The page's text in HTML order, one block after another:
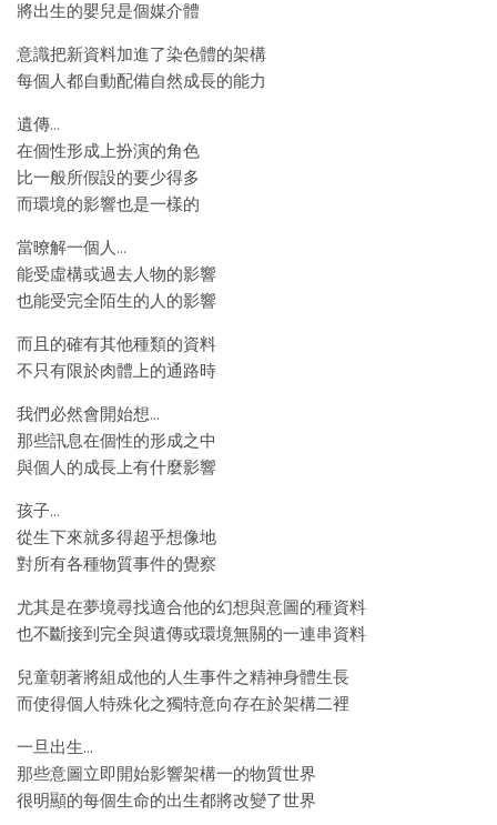
將出生的嬰兒是個媒介體
意識把新資料加進了染色體的架構
每個人都自動配備自然成長的能力
遺傳…
在個性形成上扮演的角色
比一般所假設的要少得多
而環境的影響也是一樣的
當暸解一個人…
能受虛構或過去人物的影響
也能受完全陌生的人的影響
而且的確有其他種類的資料
不只有限於肉體上的通路時
我們必然會開始想…
那些訊息在個性的形成之中
與個人的成長上有什麼影響
孩子…
從生下來就多得超乎想像地
對所有各種物質事件的覺察
尤其是在夢境尋找適合他的幻想與意圖的種資料
也不斷接到完全與遺傳或環境無關的一連串資料
兒童朝著將組成他的人生事件之精神身體生長
而使得個人特殊化之獨特意向存在於架構二裡
一旦出生…
那些意圖立即開始影響架構一的物質世界
很明顯的每個生命的出生都將改變了世界